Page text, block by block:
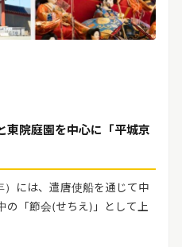
東院庭園を中心に「平城京
には、遣唐使船を通じて中
の「節会(せちえ)」として上